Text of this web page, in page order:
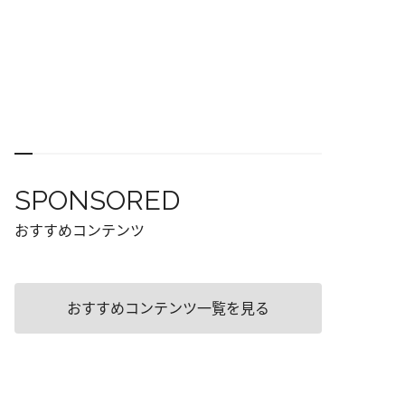
SPONSORED
おすすめコンテンツ
おすすめコンテンツ一覧を見る